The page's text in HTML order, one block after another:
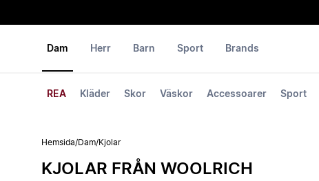
Dam
REA Kläder Skor Väskor Accessoarer Sport
Herr Barn Sport Brands
Hemsida/Dam/Kjolar
KJOLAR FRÅN WOOLRICH